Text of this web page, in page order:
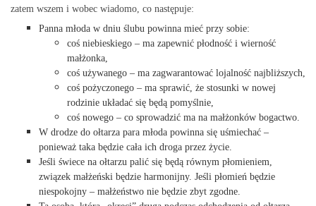
zatem wszem i wobec wiadomo, co następuje:
Panna młoda w dniu ślubu powinna mieć przy sobie:
coś niebieskiego – ma zapewnić płodność i wierność
małżonka,
coś używanego – ma zagwarantować lojalność najbliższych,
coś pożyczonego – ma sprawić, że stosunki w nowej
rodzinie układać się będą pomyślnie,
coś nowego – co sprowadzić ma na małżonków bogactwo.
W drodze do ołtarza para młoda powinna się uśmiechać –
ponieważ taka będzie cała ich droga przez życie.
Jeśli świece na ołtarzu palić się będą równym płomieniem,
związek małżeński będzie harmonijny. Jeśli płomień będzie
niespokojny – małżeństwo nie będzie zbyt zgodne.